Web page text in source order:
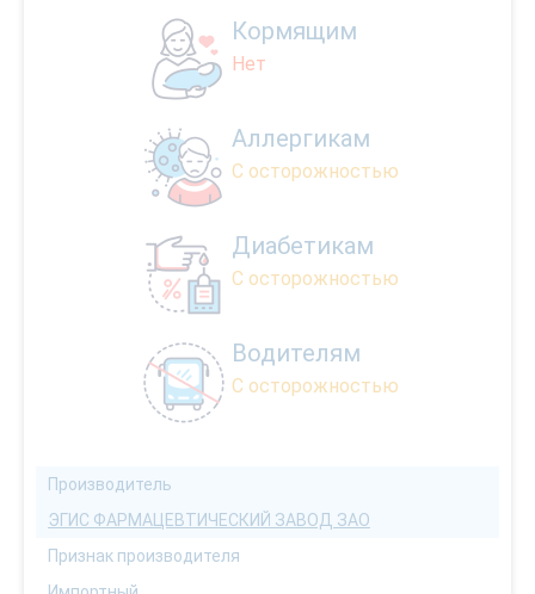
Кормящим
Нет
Аллергикам
С осторожностью
Диабетикам
С осторожностью
Водителям
С осторожностью
Производитель
ЭГИС ФАРМАЦЕВТИЧЕСКИЙ ЗАВОД ЗАО
Признак производителя